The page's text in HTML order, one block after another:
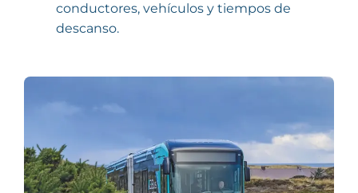
conductores, vehículos y tiempos de
descanso.